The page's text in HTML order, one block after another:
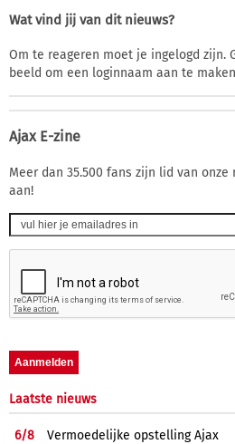
Wat vind jij van dit nieuws?
Om te reageren moet je ingelogd zijn.
beeld om een loginnaam aan te
Ajax E-zine
Meer dan 35.500 fans zijn lid van
aan!
Laatste nieuws
6/8
Vermoedelijke opstelling Ajax